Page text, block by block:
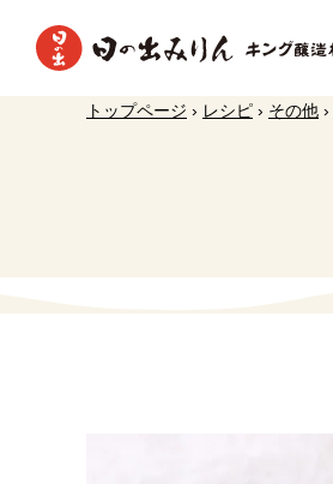
トップページ › レシピ › その他 ›